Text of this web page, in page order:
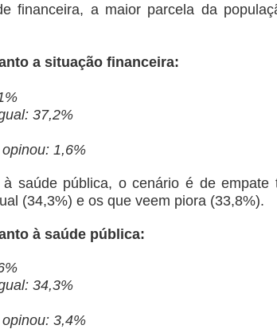
financeira, a maior parcela da
a situação financeira:
37,2%
1,6%
saúde pública, o cenário é de empate
(34,3%) e os que veem piora (33,8%).
à saúde pública:
34,3%
3,4%